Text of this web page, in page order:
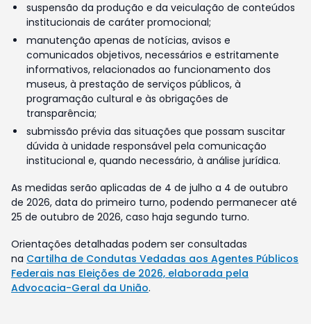
suspensão da produção e da veiculação de conteúdos
institucionais de caráter promocional;
manutenção apenas de notícias, avisos e
comunicados objetivos, necessários e estritamente
informativos, relacionados ao funcionamento dos
museus, à prestação de serviços públicos, à
programação cultural e às obrigações de
transparência;
submissão prévia das situações que possam suscitar
dúvida à unidade responsável pela comunicação
institucional e, quando necessário, à análise jurídica.
As medidas serão aplicadas de 4 de julho a 4 de outubro
de 2026, data do primeiro turno, podendo permanecer até
25 de outubro de 2026, caso haja segundo turno.
Orientações detalhadas podem ser consultadas
na Cartilha de Condutas Vedadas aos Agentes Públicos
Federais nas Eleições de 2026, elaborada pela
Advocacia-Geral da União.